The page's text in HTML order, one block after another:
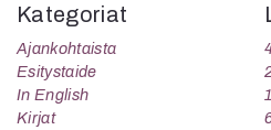
Kategoriat
Ajankohtaista
Esitystaide
In English
Kirjat